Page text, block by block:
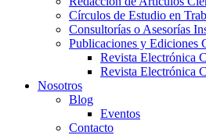
Círculos de Estudio en
Consultorías o Asesorías
Publicaciones y Ediciones
Revista Electrónica
Revista Electrónica
Nosotros
Blog
Eventos
Contacto